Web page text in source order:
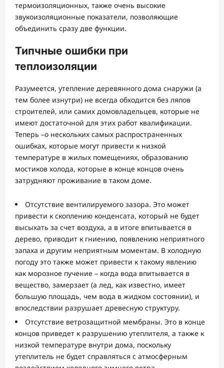
термоизоляционных, также очень высокие
звукоизоляционные показатели, позволяющие
объединить сразу две функции.
Типчные ошибки при
теплоизоляции
Разумеется, утепление деревянного дома снаружи (а
тем более изнутри) не всегда обходится без ляпов
строителей, или самих домовладельцев, которые не
имеют достаточной для этих работ квалификации.
Теперь –о нескольких самых распространенных
ошибках, которые могут привести к низкой
температуре в жилых помещениях, образованию
мостиков холода, которые в конце концов очень
затрудняют проживание в таком доме.
Отсутствие вентилируемого зазора. Это может
привести к скоплению конденсата, который не будет
высыхать за счет воздуха, а в итоге впитывается в
дерево, приводит к гниению, появлению неприятного
запаха и другим неприятным моментам. В холодную
погоду это также может привести к такому явлению
как морозное пучение – когда вода впитывается в
вещество, замерзает (а лед, как известно, имеет
большую площадь, чем вода в жидком состоянии), и
впоследствии разрушает древесную структуру.
Отсутствие ветрозащитной мембраны. Это в конце
концов приведет к разрушению утеплителя, а также к
низкой температуре внутри дома, поскольку
утеплитель не будет справляться с атмосферным